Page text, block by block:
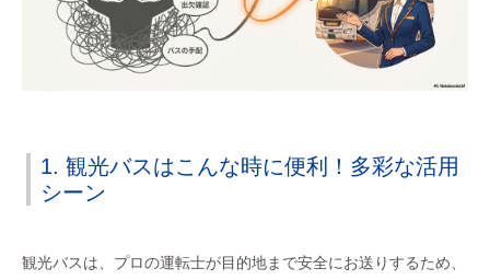
1. 観光バスはこんな時に便利！多彩な活用
シーン
観光バスは、プロの運転士が目的地まで安全にお送りするため、